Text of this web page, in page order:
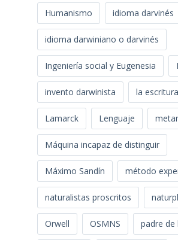
Humanismo idioma darvinés
idioma darwiniano o darvinés
Ingeniería social y Eugenesia
invento darwinista la
Lamarck Lenguaje
Máquina incapaz de distinguir
Máximo Sandín método
naturalistas proscritos
Orwell OSMNS padre de